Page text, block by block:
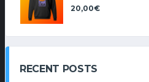
20,00€
RECENT POSTS